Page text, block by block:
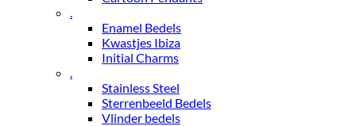
Enamel Bedels
Kwastjes Ibiza
Initial Charms
Stainless Steel
Sterrenbeeld Bedels
Vlinder bedels